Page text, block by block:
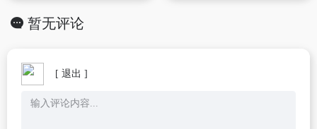
暂无评论
[ 退出 ]